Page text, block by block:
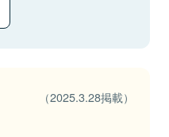
（2025.3.28掲載）